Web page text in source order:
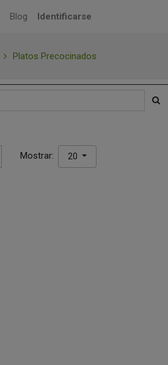
Blog Identificarse
Platos Precocinados
Mostrar: 20